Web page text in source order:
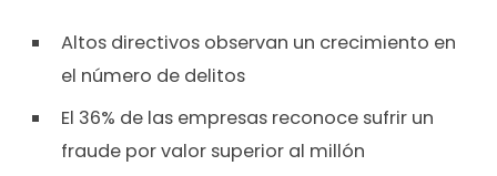
Altos directivos observan un crecimiento en
el número de delitos
El 36% de las empresas reconoce sufrir un
fraude por valor superior al millón